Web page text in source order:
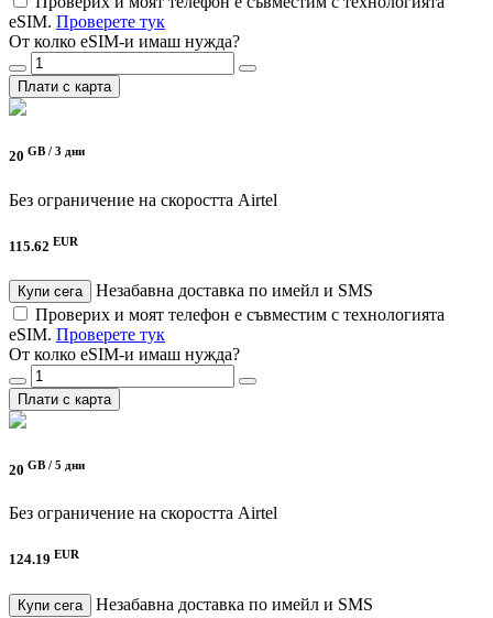
eSIM. Проверете тук
От колко eSIM-и имаш нужда?
Плати с карта
20 GB / 3 дни
Без ограничение на скоростта Airtel
115.62 EUR
Купи сега
Незабавна доставка по имейл и SMS
Проверих и моят телефон е съвместим с технологията
eSIM. Проверете тук
От колко eSIM-и имаш нужда?
Плати с карта
20 GB / 5 дни
Без ограничение на скоростта Airtel
124.19 EUR
Купи сега
Незабавна доставка по имейл и SMS